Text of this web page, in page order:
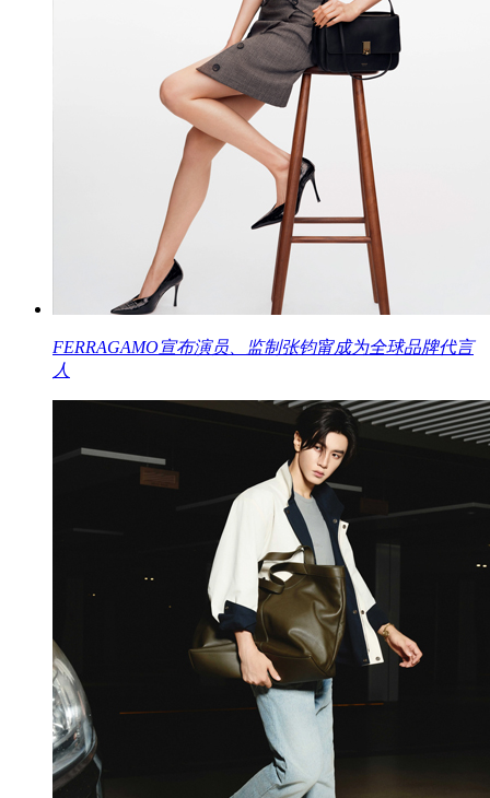
FERRAGAMO宣布演员、监制张钧甯成为全球品牌代言
人